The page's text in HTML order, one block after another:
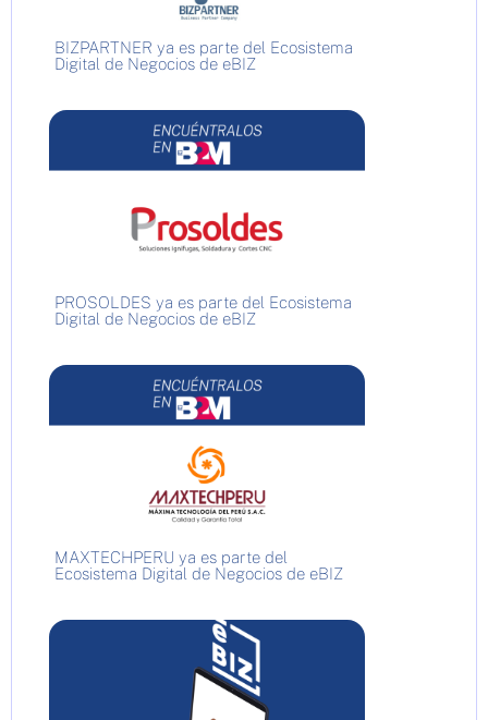
BIZPARTNER ya es parte del Ecosistema
Digital de Negocios de eBIZ
PROSOLDES ya es parte del Ecosistema
Digital de Negocios de eBIZ
MAXTECHPERU ya es parte del
Ecosistema Digital de Negocios de eBIZ